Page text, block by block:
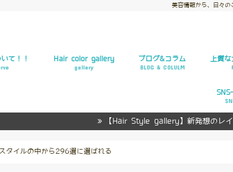
美容情報から、日々
て！！ Hair color gallery
gallery
ブログ&コラム
BLOG & COLULM
上質な
SNS
【Hair Style gallery】新発想のレ
タイルの中から296選に選ばれる